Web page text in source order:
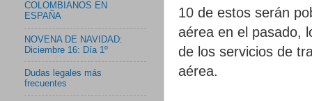
10 de estos serán
aérea en el pasado,
de los servicios de
aérea.
COLOMBIANOS EN
ESPAÑA
NOVENA DE NAVIDAD:
Diciembre 16: Día 1º
Dudas legales más
frecuentes